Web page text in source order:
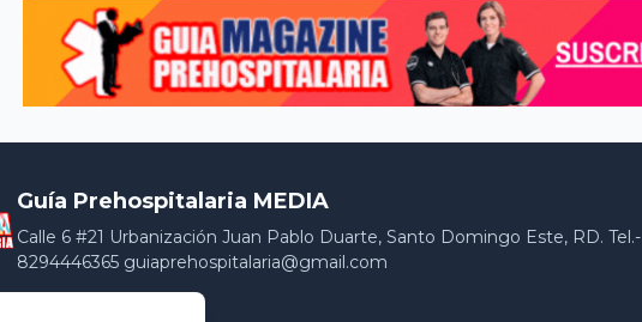
Guía Prehospitalaria MEDIA
Calle 6 #21 Urbanización Juan Pablo Duarte, Santo Domingo Este, RD. Tel.-
8294446365 guiaprehospitalaria@gmail.com